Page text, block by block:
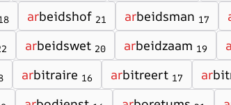
arbeidshof 21 arbeidsman 17
arbeidswet 20 arbeidzaam 19
arbitraire 16 arbitreert 17 ar